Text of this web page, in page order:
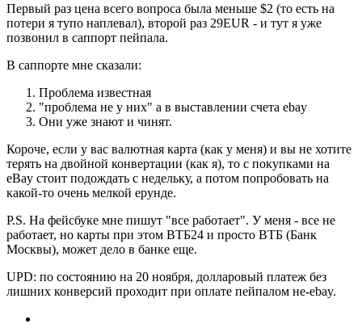
Первый раз цена всего вопроса была меньше $2 (то есть на
потери я тупо наплевал), второй раз 29EUR - и тут я уже
позвонил в саппорт пейпала.
В саппорте мне сказали:
Проблема известная
"проблема не у них" а в выставлении счета ebay
Они уже знают и чинят.
Короче, если у вас валютная карта (как у меня) и вы не хотите
терять на двойной конвертации (как я), то с покупками на
eBay стоит подождать с недельку, а потом попробовать на
какой-то очень мелкой ерунде.
P.S. На фейсбуке мне пишут "все работает". У меня - все не
работает, но карты при этом ВТБ24 и просто ВТБ (Банк
Москвы), может дело в банке еще.
UPD: по состоянию на 20 ноября, долларовый платеж без
лишних конверсий проходит при оплате пейпалом не-ebay.